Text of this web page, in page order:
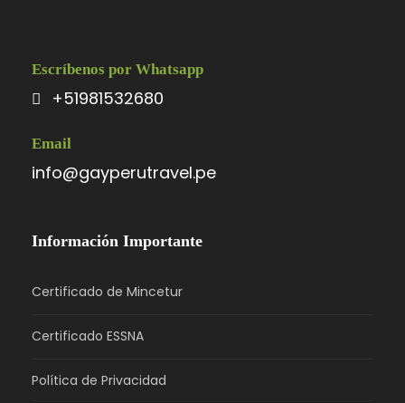
Escríbenos por Whatsapp
+51981532680
Email
info@gayperutravel.pe
Información Importante
Certificado de Mincetur
Certificado ESSNA
Política de Privacidad